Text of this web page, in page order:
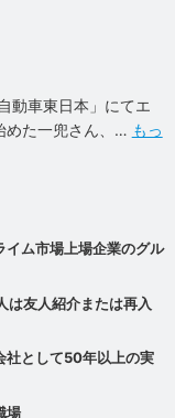
動車東日本」にてエ
た一兜さん、
もっ
イム市場上場企業のグル
は友人紹介または再入
社として50年以上の実
場